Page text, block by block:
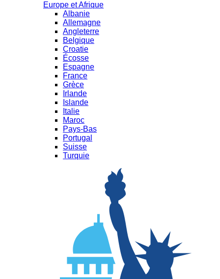
Europe et Afrique
Albanie
Allemagne
Angleterre
Belgique
Croatie
Écosse
Espagne
France
Grèce
Irlande
Islande
Italie
Maroc
Pays-Bas
Portugal
Suisse
Turquie